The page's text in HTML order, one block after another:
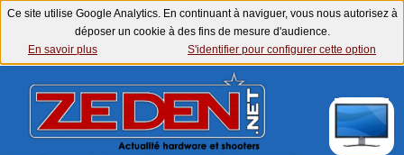
Ce site utilise Google Analytics. En continuant à naviguer, vous nous autorisez à
déposer un cookie à des fins de mesure d'audience.
En savoir plus
S'identifier pour configurer cette option